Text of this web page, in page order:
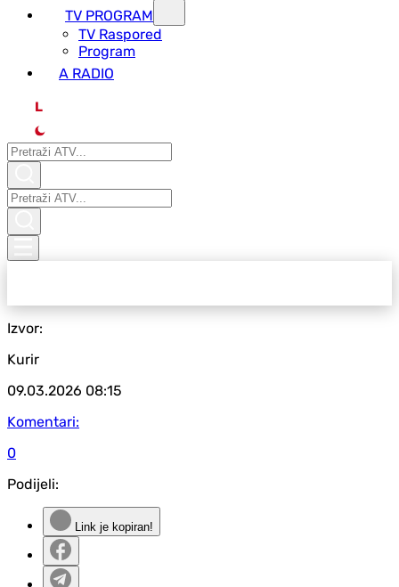
TV PROGRAM
ТV Raspored
Program
A RADIO
L
Izvor:
Kurir
09.03.2026 08:15
Komentari:
0
Podijeli:
Link je kopiran!